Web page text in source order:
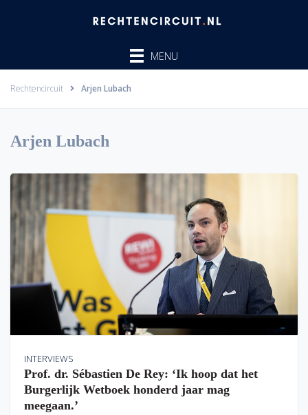
MENU
Rechtencircuit Arjen Lubach
Arjen Lubach
INTERVIEWS
Prof. dr. Sébastien De Rey: ‘Ik hoop dat het
Burgerlijk Wetboek honderd jaar mag
meegaan.’